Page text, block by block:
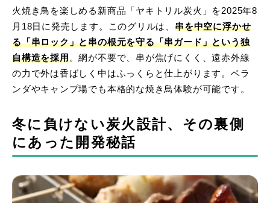
火焼き鳥を楽しめる新商品「ヤキトリル炭火」を2025年8
月18日に発売します。このグリルは、串を中空に浮かせ
る「串ロック」と串の根元を守る「串ガード」という独
自構造を採用。網が不要で、串が焦げにくく、遠赤外線
の力で外は香ばしく中はふっくらと仕上がります。ベラ
ンダやキャンプ場でも本格的な焼き鳥体験が可能です。
冬に負けない炭火設計、その裏側
にあった開発秘話